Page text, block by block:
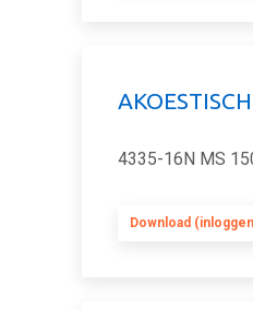
4335-16N MS
Download